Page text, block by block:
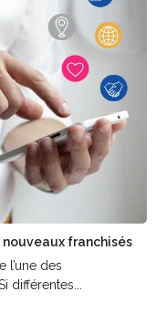
franchisés
l’une des
différentes...